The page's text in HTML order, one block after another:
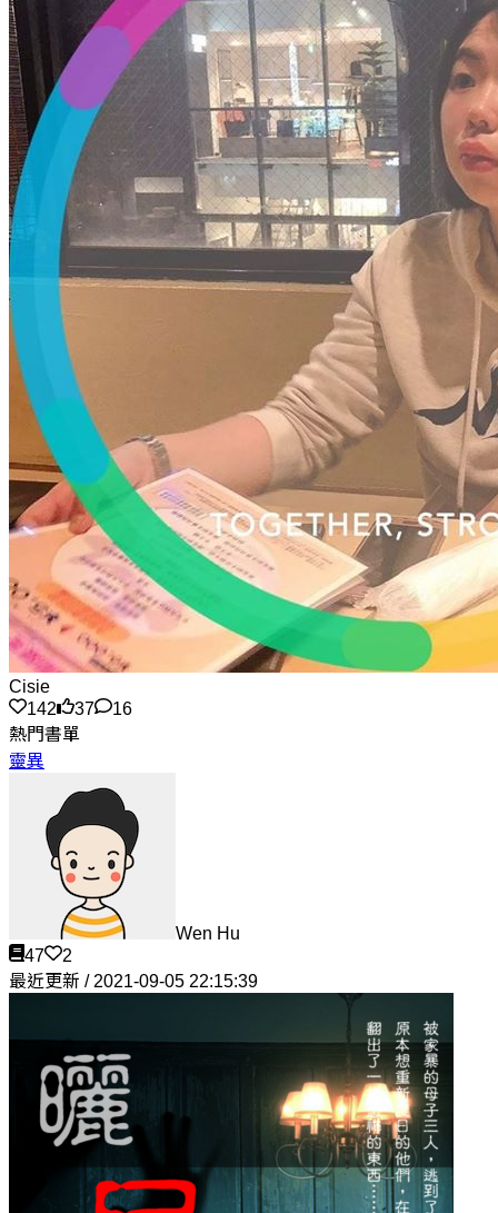
Cisie
142
37
16
熱門書單
靈異
Wen Hu
47
2
最近更新 / 2021-09-05 22:15:39